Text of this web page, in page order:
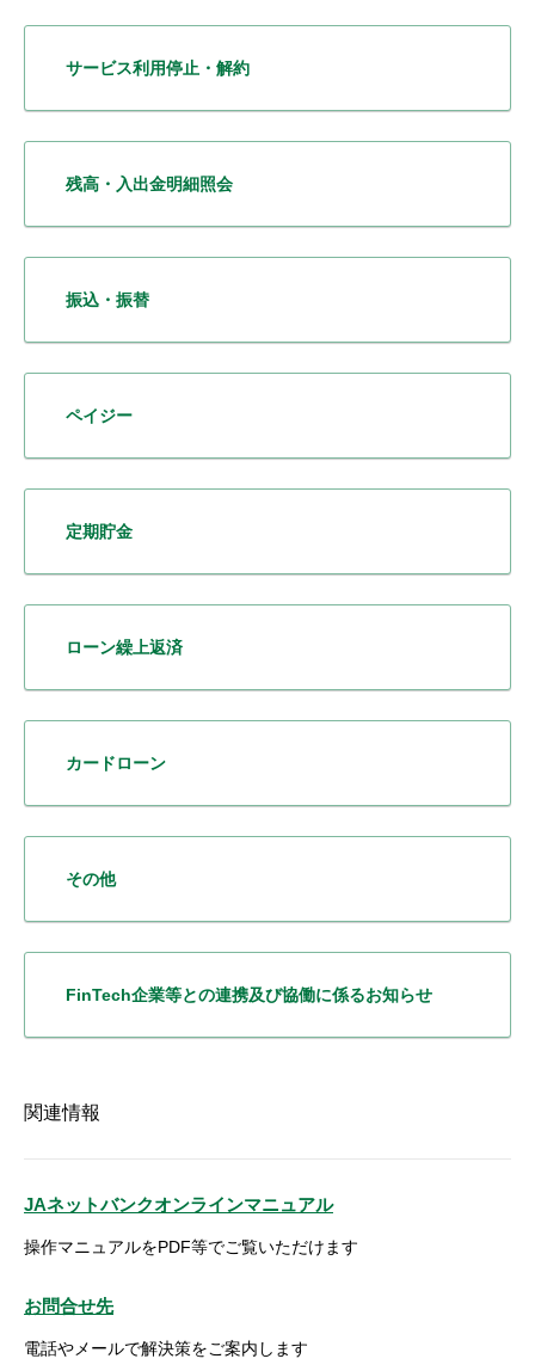
サービス利用停止・解約
残高・入出金明細照会
振込・振替
ペイジー
定期貯金
ローン繰上返済
カードローン
その他
FinTech企業等との連携及び協働に係るお知らせ
関連情報
JAネットバンクオンラインマニュアル
操作マニュアルをPDF等でご覧いただけます
お問合せ先
電話やメールで解決策をご案内します